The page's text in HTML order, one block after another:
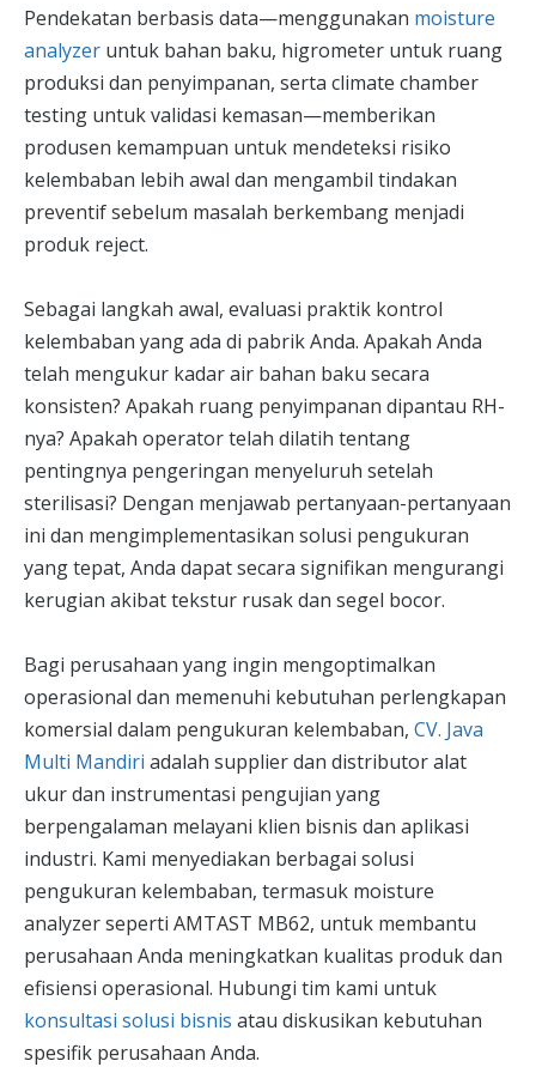
Pendekatan berbasis data—menggunakan moisture
analyzer untuk bahan baku, higrometer untuk ruang
produksi dan penyimpanan, serta climate chamber
testing untuk validasi kemasan—memberikan
produsen kemampuan untuk mendeteksi risiko
kelembaban lebih awal dan mengambil tindakan
preventif sebelum masalah berkembang menjadi
produk reject.
Sebagai langkah awal, evaluasi praktik kontrol
kelembaban yang ada di pabrik Anda. Apakah Anda
telah mengukur kadar air bahan baku secara
konsisten? Apakah ruang penyimpanan dipantau RH-
nya? Apakah operator telah dilatih tentang
pentingnya pengeringan menyeluruh setelah
sterilisasi? Dengan menjawab pertanyaan-pertanyaan
ini dan mengimplementasikan solusi pengukuran
yang tepat, Anda dapat secara signifikan mengurangi
kerugian akibat tekstur rusak dan segel bocor.
Bagi perusahaan yang ingin mengoptimalkan
operasional dan memenuhi kebutuhan perlengkapan
komersial dalam pengukuran kelembaban, CV. Java
Multi Mandiri adalah supplier dan distributor alat
ukur dan instrumentasi pengujian yang
berpengalaman melayani klien bisnis dan aplikasi
industri. Kami menyediakan berbagai solusi
pengukuran kelembaban, termasuk moisture
analyzer seperti AMTAST MB62, untuk membantu
perusahaan Anda meningkatkan kualitas produk dan
efisiensi operasional. Hubungi tim kami untuk
konsultasi solusi bisnis atau diskusikan kebutuhan
spesifik perusahaan Anda.